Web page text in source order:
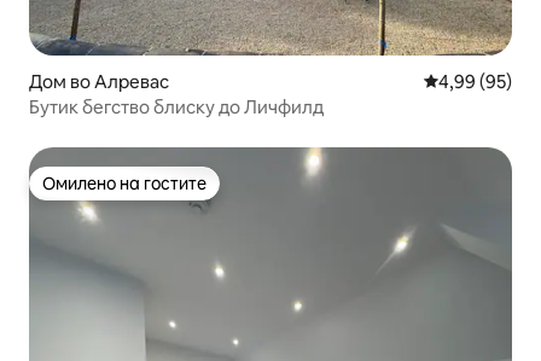
Дом во Алревас Просечна
4,99 (95)
Бутик бегство блиску до Личфилд
Омилено на гостите
Омилено на гостите